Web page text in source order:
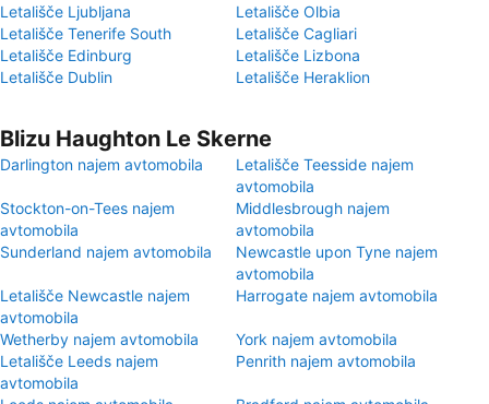
Letališče Ljubljana
Letališče Olbia
Letališče Tenerife South
Letališče Cagliari
Letališče Edinburg
Letališče Lizbona
Letališče Dublin
Letališče Heraklion
Blizu Haughton Le Skerne
Darlington najem avtomobila
Letališče Teesside najem
avtomobila
Stockton-on-Tees najem
avtomobila
Middlesbrough najem
avtomobila
Sunderland najem avtomobila
Newcastle upon Tyne najem
avtomobila
Letališče Newcastle najem
avtomobila
Harrogate najem avtomobila
Wetherby najem avtomobila
York najem avtomobila
Letališče Leeds najem
avtomobila
Penrith najem avtomobila